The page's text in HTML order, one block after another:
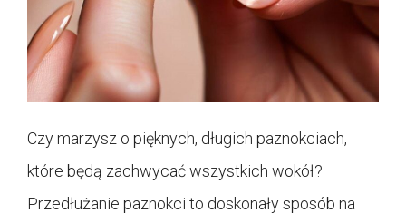
Czy marzysz o pięknych, długich paznokciach,
które będą zachwycać wszystkich wokół?
Przedłużanie paznokci to doskonały sposób na